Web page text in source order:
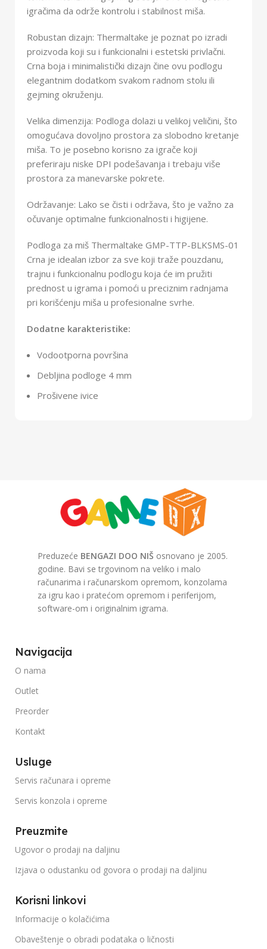
igračima da održe kontrolu i stabilnost miša.
Robustan dizajn: Thermaltake je poznat po izradi
proizvoda koji su i funkcionalni i estetski privlačni.
Crna boja i minimalistički dizajn čine ovu podlogu
elegantnim dodatkom svakom radnom stolu ili
gejming okruženju.
Velika dimenzija: Podloga dolazi u velikoj veličini, što
omogućava dovoljno prostora za slobodno kretanje
miša. To je posebno korisno za igrače koji
preferiraju niske DPI podešavanja i trebaju više
prostora za manevarske pokrete.
Održavanje: Lako se čisti i održava, što je važno za
očuvanje optimalne funkcionalnosti i higijene.
Podloga za miš Thermaltake GMP-TTP-BLKSMS-01
Crna je idealan izbor za sve koji traže pouzdanu,
trajnu i funkcionalnu podlogu koja će im pružiti
prednost u igrama i pomoći u preciznim radnjama
pri korišćenju miša u profesionalne svrhe.
Dodatne karakteristike:
Vodootporna površina
Debljina podloge 4 mm
Prošivene ivice
Preduzeće BENGAZI DOO NIŠ osnovano je 2005.
godine. Bavi se trgovinom na veliko i malo
računarima i računarskom opremom, konzolama
za igru kao i pratećom opremom i periferijom,
software-om i originalnim igrama.
Navigacija
O nama
Outlet
Preorder
Kontakt
Usluge
Servis računara i opreme
Servis konzola i opreme
Preuzmite
Ugovor o prodaji na daljinu
Izjava o odustanku od govora o prodaji na daljinu
Korisni linkovi
Informacije o kolačićima
Obaveštenje o obradi podataka o ličnosti